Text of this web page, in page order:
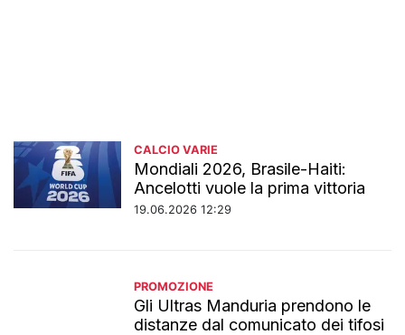
CALCIO VARIE
Mondiali 2026, Brasile-Haiti:
Ancelotti vuole la prima vittoria
19.06.2026 12:29
PROMOZIONE
Gli Ultras Manduria prendono le
distanze dal comunicato dei tifosi